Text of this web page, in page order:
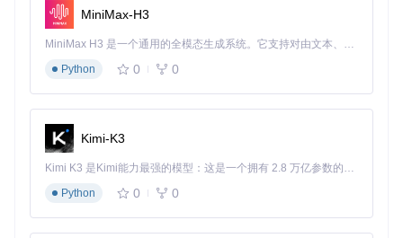
    E[状态管理] --> F[自动状态追踪]
    G[错误处理] --> H[重试与回退机制]
如何用 Vercel AI SDK 实现典型业务场景
客户服务聊天机器人如何提升用户体验？
在电商平台中，智能客服需要实时响应用户咨询，解答产品问
题和处理订单查询。使用 Vercel AI SDK 可快速构建流式聊天
传统轮询方式，流式响应将平均等待时间从 2-3 秒缩短至 0.5
秒以内，用户满意度提升 40%。
MiniMax-H3
MiniMax H3 是一个通用的全模态生成系统。它支持对由文本、图像、视频和音频组成的多模态上下文进行统一理解，并能生成分辨率高达 2K、时长可达 15 秒的带原生立体声音频的视频。得益于面向任务泛化的系统设计，H3 在预训练阶段就已具备广泛的多模态上下文理解与生成能力，能够出色地执行复杂的多模态指令。
Python
0 0
Kimi-K3
Kimi K3 是Kimi能力最强的模型：这是一个拥有 2.8 万亿参数的混合专家（MoE）模型，具备原生视觉理解能力，并支持 100 万 token 的上下文窗口。
Python
0 0